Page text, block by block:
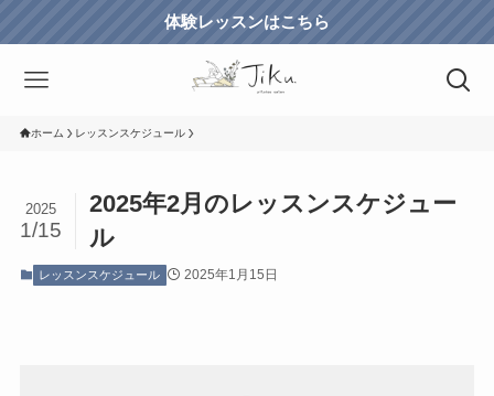
体験レッスンはこちら
ホーム レッスンスケジュール
2025年2月のレッスンスケジュー
ル
2025
1/15
レッスンスケジュール 2025年1月15日